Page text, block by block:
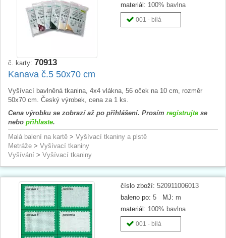
materiál: 100% bavlna
001 - bílá
č. karty: 70913
Kanava č.5 50x70 cm
Vyšívací bavlněná tkanina, 4x4 vlákna, 56 oček na 10 cm, rozměr
50x70 cm. Český výrobek, cena za 1 ks.
Cena výrobku se zobrazí až po přihlášení. Prosím registrujte se
nebo přihlaste.
Malá balení na kartě > Vyšívací tkaniny a plstě
Metráže > Vyšívací tkaniny
Vyšívání > Vyšívací tkaniny
číslo zboží: 520911006013
baleno po: 5 MJ: m
materiál: 100% bavlna
001 - bílá